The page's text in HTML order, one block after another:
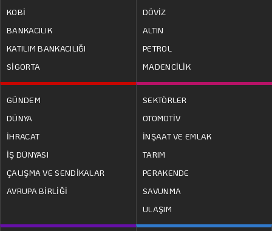
KOBİ
BANKACILIK
KATILIM BANKACILIĞI
SİGORTA
DÖVİZ
ALTIN
PETROL
MADENCİLİK
GÜNDEM
DÜNYA
İHRACAT
İŞ DÜNYASI
ÇALIŞMA VE SENDİKALAR
AVRUPA BİRLİĞİ
SEKTÖRLER
OTOMOTİV
İNŞAAT VE EMLAK
TARIM
PERAKENDE
SAVUNMA
ULAŞIM